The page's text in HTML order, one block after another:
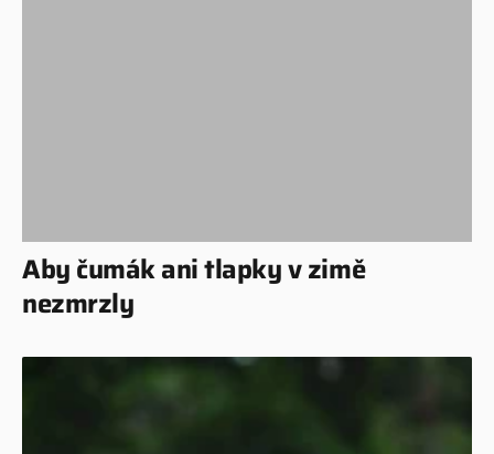
Aby čumák ani tlapky v zimě
nezmrzly